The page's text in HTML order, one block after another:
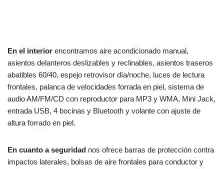
En el interior encontramos aire acondicionado manual,
asientos delanteros deslizables y reclinables, asientos traseros
abatibles 60/40, espejo retrovisor día/noche, luces de lectura
frontales, palanca de velocidades forrada en piel, sistema de
audio AM/FM/CD con reproductor para MP3 y WMA, Mini Jack,
entrada USB, 4 bocinas y Bluetooth y volante con ajuste de
altura forrado en piel.
En cuanto a seguridad nos ofrece barras de protección contra
impactos laterales, bolsas de aire frontales para conductor y